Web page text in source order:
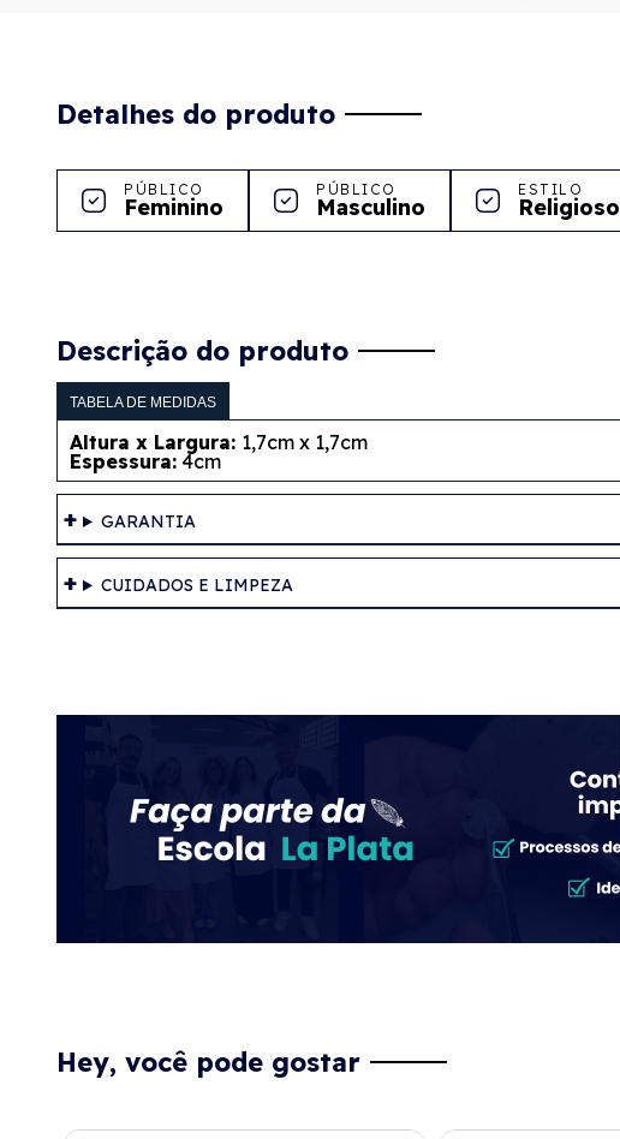
Detalhes do produto
PÚBLICO
Feminino
PÚBLICO
Masculino
ESTILO
Religioso
Descrição do produto
TABELA DE MEDIDAS
Altura x Largura: 1,7cm x 1,7cm
Espessura: 4cm
GARANTIA
CUIDADOS E LIMPEZA
Hey, você pode gostar